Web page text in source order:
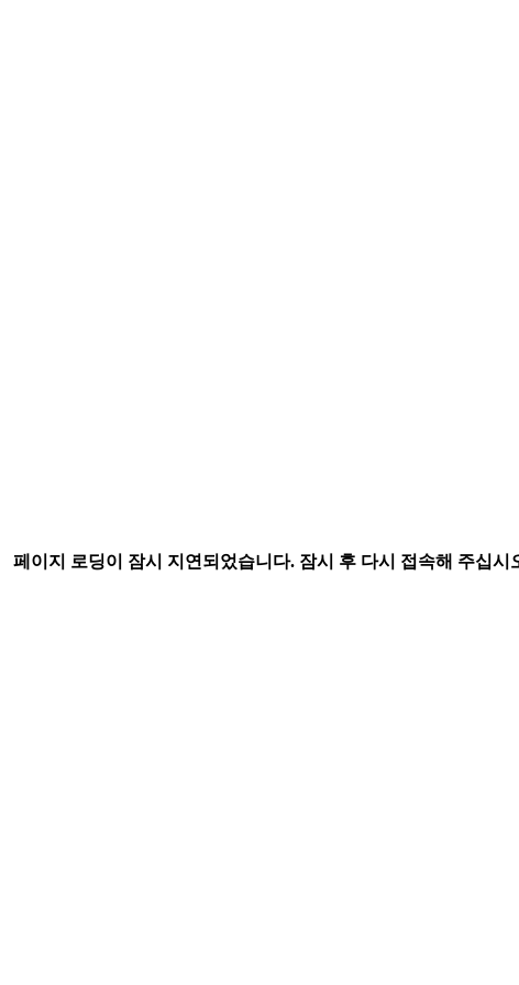
페이지 로딩이 잠시 지연되었습니다. 잠시 후 다시 접속해 주십시